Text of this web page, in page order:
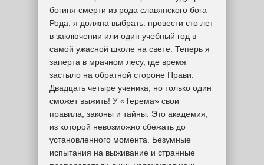
богиня смерти из рода славянского бога
Рода, я должна выбрать: провести сто лет
в заключении или один учебный год в
самой ужасной школе на свете. Теперь я
заперта в мрачном лесу, где время
застыло на обратной стороне Прави.
Двадцать четыре ученика, но только один
сможет выжить! У «Терема» свои
правила, законы и тайны. Это академия,
из которой невозможно сбежать до
установленного момента. Безумные
испытания на выживание и странные